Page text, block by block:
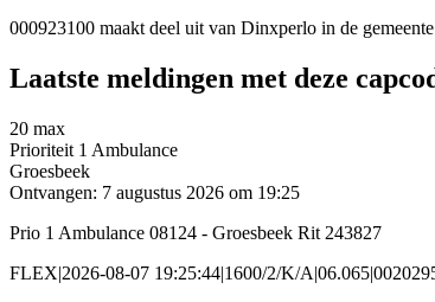
000923100 maakt deel uit van Dinxperlo in de
Laatste meldingen met deze
20 max
Prioriteit 1 Ambulance
Groesbeek
Ontvangen: 7 augustus 2026 om 19:25
Prio 1 Ambulance 08124 - Groesbeek Rit 243827
FLEX|2026-08-07 19:25:44|1600/2/K/